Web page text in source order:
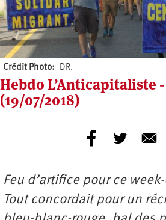
Crédit Photo DR.
Hebdo L’Anticapitaliste
(19/07/2018)
Feu d’artifice pour ce
Tout concordait pour un